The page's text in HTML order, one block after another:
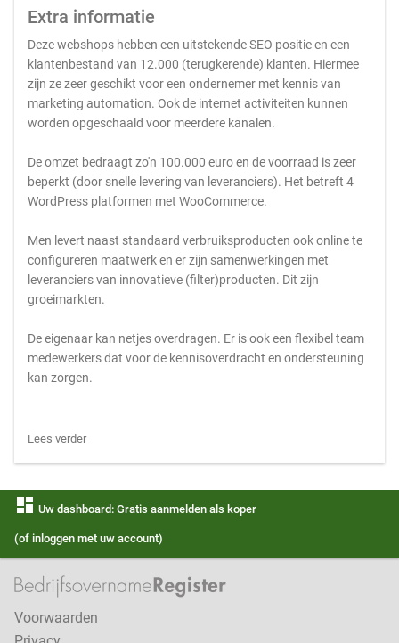
Extra informatie
Deze webshops hebben een uitstekende SEO positie en een
klantenbestand van 12.000 (terugkerende) klanten. Hiermee
zijn ze zeer geschikt voor een ondernemer met kennis van
marketing automation. Ook de internet activiteiten kunnen
worden opgeschaald voor meerdere kanalen.
De omzet bedraagt zo'n 100.000 euro en de voorraad is zeer
beperkt (door snelle levering van leveranciers). Het betreft 4
WordPress platformen met WooCommerce.
Men levert naast standaard verbruiksproducten ook online te
configureren maatwerk en er zijn samenwerkingen met
leveranciers van innovatieve (filter)producten. Dit zijn
groeimarkten.
De eigenaar kan netjes overdragen. Er is ook een flexibel team
medewerkers dat voor de kennisoverdracht en ondersteuning
kan zorgen.
Lees verder
dashboard Uw dashboard: Gratis aanmelden als koper
(of inloggen met uw account)
Voorwaarden